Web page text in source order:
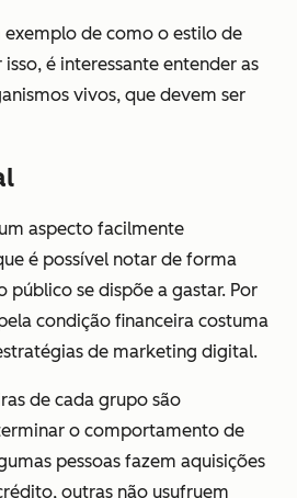
exemplo de como o estilo de
é interessante entender as
vivos, que devem ser
aspecto facilmente
é possível notar de forma
público se dispõe a gastar. Por
condição financeira costuma
de marketing digital.
de cada grupo são
o comportamento de
pessoas fazem aquisições
outras não usufruem